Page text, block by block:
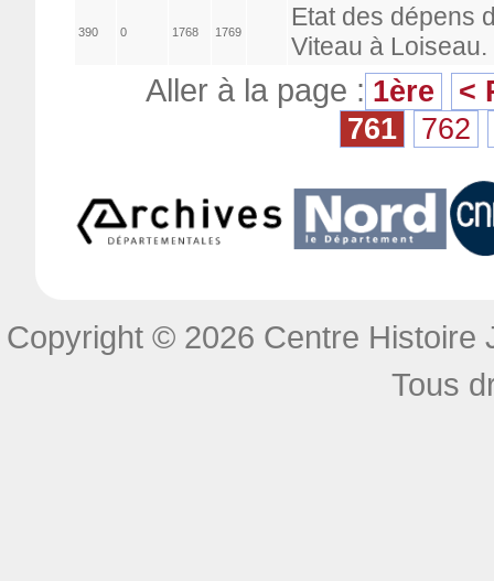
390 0 1768 1769
Etat des dépens
Viteau à
Aller à la page : 1ère
<
761
762
Copyright © 2026 Centre Histoire
Tous